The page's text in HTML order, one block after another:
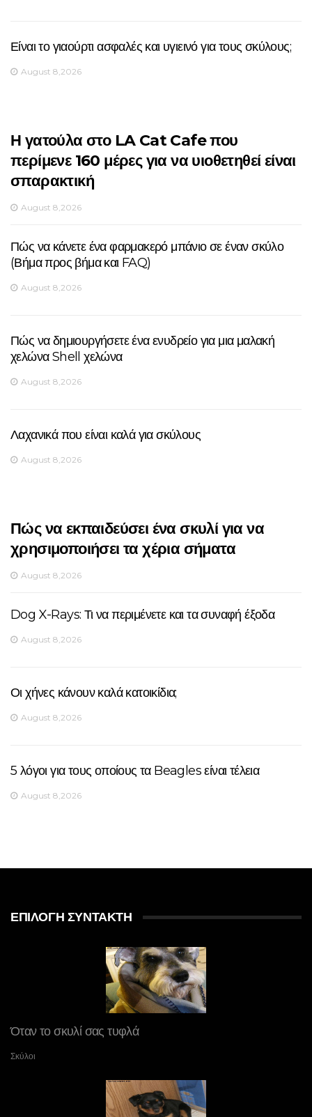
Είναι το γιαούρτι ασφαλές και υγιεινό για τους σκύλους;
August 8,2026
Η γατούλα στο LA Cat Cafe που
περίμενε 160 μέρες για να υιοθετηθεί είναι
σπαρακτική
August 8,2026
Πώς να κάνετε ένα φαρμακερό μπάνιο σε έναν σκύλο
(Βήμα προς βήμα και FAQ)
August 8,2026
Πώς να δημιουργήσετε ένα ενυδρείο για μια μαλακή
χελώνα Shell χελώνα
August 8,2026
Λαχανικά που είναι καλά για σκύλους
August 8,2026
Πώς να εκπαιδεύσει ένα σκυλί για να
χρησιμοποιήσει τα χέρια σήματα
August 8,2026
Dog X-Rays: Τι να περιμένετε και τα συναφή έξοδα
August 8,2026
Οι χήνες κάνουν καλά κατοικίδια;
August 8,2026
5 λόγοι για τους οποίους τα Beagles είναι τέλεια
August 8,2026
ΕΠΙΛΟΓΉ ΣΥΝΤΆΚΤΗ
Όταν το σκυλί σας τυφλά
Σκύλοι